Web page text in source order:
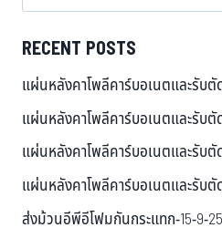
RECENT POSTS
แผ่นหลังคาโพลีคาร์บอเนตและรับ
แผ่นหลังคาโพลีคาร์บอเนตและรับ
แผ่นหลังคาโพลีคาร์บอเนตและรับ
แผ่นหลังคาโพลีคาร์บอเนตและรับ
ส่งม้วนอีพีอีโฟมกันกระแทก-15-9-